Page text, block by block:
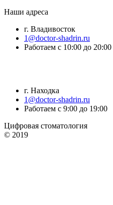
Наши адреса
г. Владивосток
1@doctor-shadrin.ru
Работаем с 10:00 до 20:00
г. Находка
1@doctor-shadrin.ru
Работаем с 9:00 до 19:00
Цифровая стоматология
© 2019